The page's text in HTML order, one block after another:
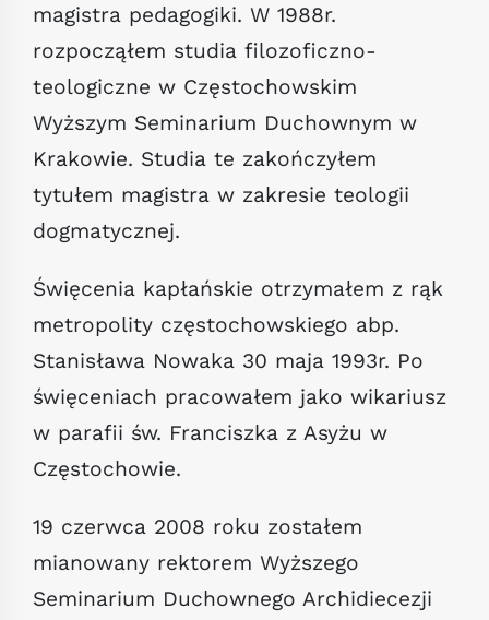
magistra pedagogiki. W 1988r.
rozpocząłem studia filozoficzno-
teologiczne w Częstochowskim
Wyższym Seminarium Duchownym w
Krakowie. Studia te zakończyłem
tytułem magistra w zakresie teologii
dogmatycznej.
Święcenia kapłańskie otrzymałem z rąk
metropolity częstochowskiego abp.
Stanisława Nowaka 30 maja 1993r. Po
święceniach pracowałem jako wikariusz
w parafii św. Franciszka z Asyżu w
Częstochowie.
19 czerwca 2008 roku zostałem
mianowany rektorem Wyższego
Seminarium Duchownego Archidiecezji